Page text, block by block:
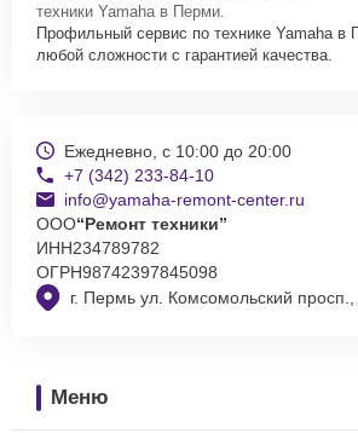
техники Yamaha в Перми.
Профильный сервис по технике Yamaha в
любой сложности с гарантией качества.
г. Пермь ул. Комсомольский просп.,
Ежедневно, с 10:00 до 20:00
+7 (342) 233-84-10
info@yamaha-remont-center.ru
ООО“Ремонт техники”
ИНН234789782
ОГРН98742397845098
Меню